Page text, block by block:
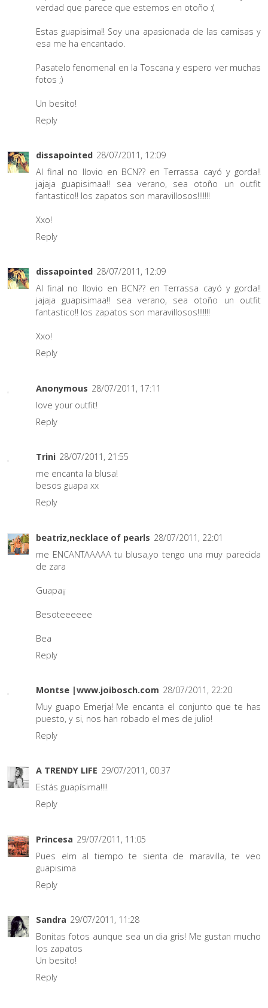
verdad que parece que estemos en otoño :(
Estas guapisima!! Soy una apasionada de las camisas y
esa me ha encantado.
Pasatelo fenomenal en la Toscana y espero ver muchas
fotos ;)
Un besito!
Reply
dissapointed 28/07/2011, 12:09
Al final no llovio en BCN?? en Terrassa cayó y gorda!!
jajaja guapisimaa!! sea verano, sea otoño un outfit
fantastico!! los zapatos son maravillosos!!!!!!!
Xxo!
Reply
dissapointed 28/07/2011, 12:09
Al final no llovio en BCN?? en Terrassa cayó y gorda!!
jajaja guapisimaa!! sea verano, sea otoño un outfit
fantastico!! los zapatos son maravillosos!!!!!!!
Xxo!
Reply
Anonymous 28/07/2011, 17:11
love your outfit!
Reply
Trini 28/07/2011, 21:55
me encanta la blusa!
besos guapa xx
Reply
beatriz,necklace of pearls 28/07/2011, 22:01
me ENCANTAAAAA tu blusa,yo tengo una muy parecida
de zara
Guapa¡¡
Besoteeeeee
Bea
Reply
Montse |www.joibosch.com 28/07/2011, 22:20
Muy guapo Emerja! Me encanta el conjunto que te has
puesto, y si, nos han robado el mes de julio!
Reply
A TRENDY LIFE 29/07/2011, 00:37
Estás guapísima!!!!
Reply
Princesa 29/07/2011, 11:05
Pues elm al tiempo te sienta de maravilla, te veo
guapisima
Reply
Sandra 29/07/2011, 11:28
Bonitas fotos aunque sea un dia gris! Me gustan mucho
los zapatos
Un besito!
Reply